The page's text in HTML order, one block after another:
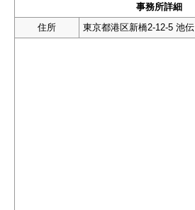
事務所詳細
住所
東京都港区新橋2-12-5 池